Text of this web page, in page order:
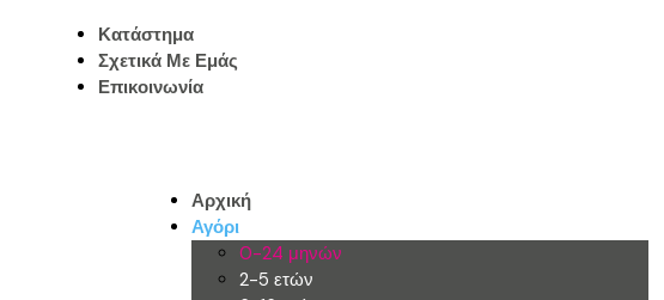
Κατάστημα
Σχετικά Με Εμάς
Επικοινωνία
Αρχική
Αγόρι
0-24 μηνών
2-5 ετών